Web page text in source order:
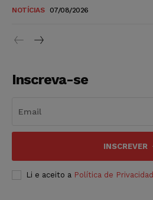
NOTÍCIAS 07/08/2026
Inscreva-se
INSCREVER
Li e aceito a Política de